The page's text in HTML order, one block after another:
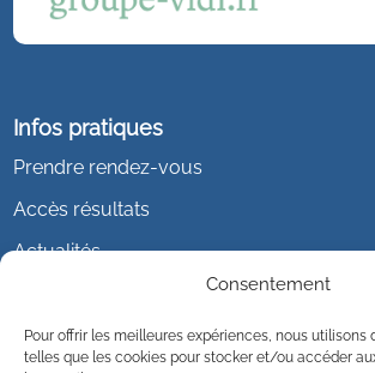
Consentement
Pour offrir les meilleures expériences, nous utilisons
telles que les cookies pour stocker et/ou accéder
Infos pratiques
Prendre rendez-vous
Accès résultats
Actualités